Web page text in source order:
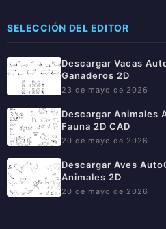
SELECCIÓN DEL EDITOR
Descargar Vacas
Ganaderos 2D
23 de mayo de 2026
Descargar Animales
Fauna 2D CAD
20 de mayo de 2026
Descargar Aves
Animales 2D
20 de mayo de 2026